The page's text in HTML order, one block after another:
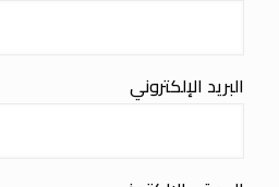
البريد الإلكتروني